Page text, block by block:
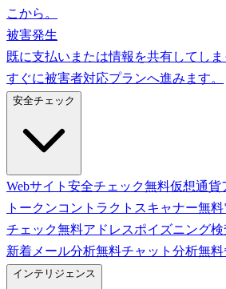
こから。
被害発生
既に支払いまたは情報を共有してしま
すぐに被害者対応プランへ進みます。
安全チェック
Webサイト安全チェック無料仮想通貨
トークンコントラクトスキャナー無料
チェック無料アドレスポイズニング検
新着 メール分析無料チャット分析無料
インテリジェンス